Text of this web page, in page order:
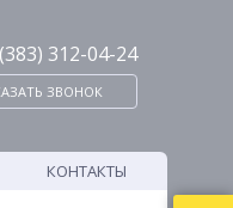
312-04-24
ЗВОНОК
КОНТАКТЫ